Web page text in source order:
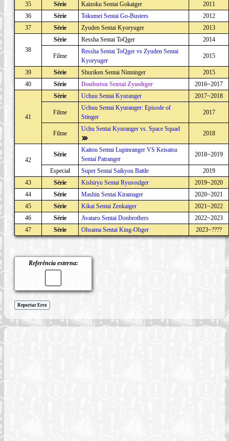
35
Série Kaizoku Sentai Gokaiger
2011
36
Série Tokumei Sentai Go-Busters
2012
37
Série Zyuden Sentai Kyoryuger 2013
38
Série Ressha Sentai ToQger 2014
Filme
Ressha Sentai ToQger vs Zyuden Sentai
Kyoryuger
2015
39 Série Shuriken Sentai Ninninger
2015
40
Série Doubutsu Sentai Zyuohger 2016~2017
41
Série Uchuu Sentai Kyuranger 2017~2018
Filme
Uchuu Sentai Kyuranger: Episode of
Stinger
2017
Filme
Uchu Sentai Kyuranger vs. Space Squad
2018
42
Série
Kaitou Sentai Lupinranger VS Keisatsu
Sentai Patranger
2018~2019
Especial Super Sentai Saikyou Battle
2019
43
Série Kishiryu Sentai Ryusoulger
2019~2020
44
Série Mashin Sentai Kiramager
2020~2021
45
Série Kikai Sentai Zenkaiger
2021~2022
46
Série Avataro Sentai Donbrothers
2022~2023
47
Série Ohsama Sentai King-Ohger 2023~????
Referência externa:
Reportar Erro